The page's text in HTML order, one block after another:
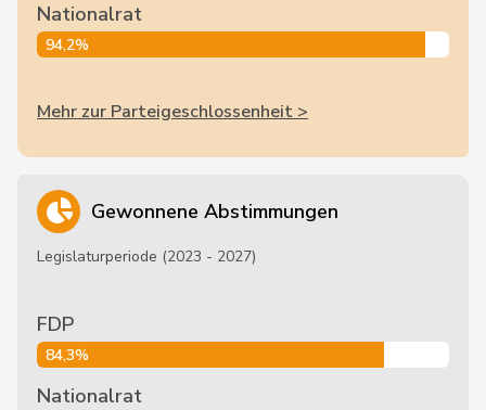
Nationalrat
94,2%
Mehr zur Parteigeschlossenheit >
Gewonnene Abstimmungen
Legislaturperiode (2023 - 2027)
FDP
84,3%
Nationalrat